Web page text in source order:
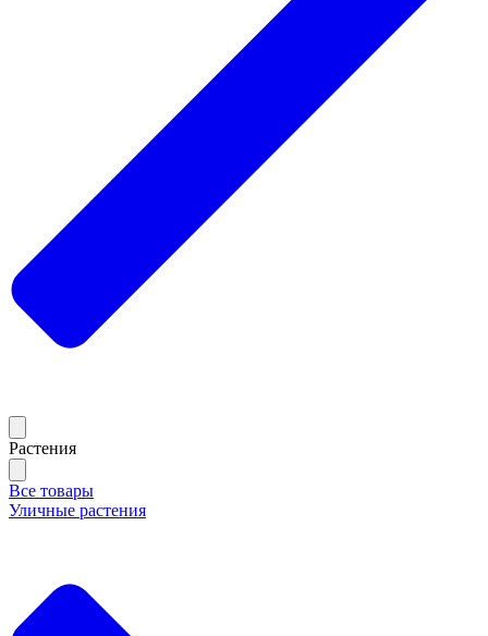
Растения
Все товары
Уличные растения